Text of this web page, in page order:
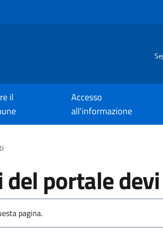
il
Accesso
all'informazione
del portale
pagina.